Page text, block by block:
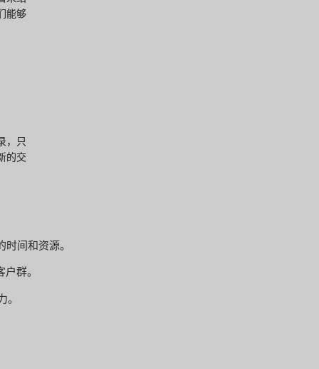
能够
，只
的交
间和资源。
群。